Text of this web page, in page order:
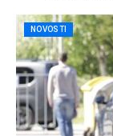
NOVOSTI